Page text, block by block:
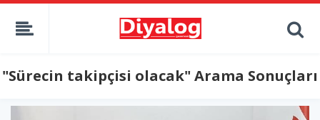
"Sürecin takipçisi olacak" Arama Sonuçları